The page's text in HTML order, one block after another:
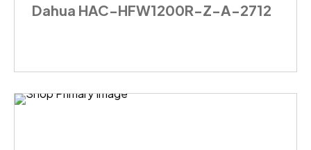
Dahua HAC-HFW1200R-Z-A-2712